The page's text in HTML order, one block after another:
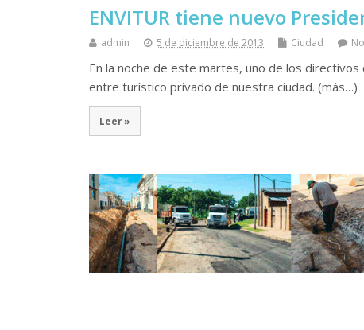
ENVITUR tiene nuevo
admin 5 de diciembre de 2013 Ciudad
En la noche de este martes, uno de los
entre turístico privado de nuestra ciudad. (más…)
Leer »